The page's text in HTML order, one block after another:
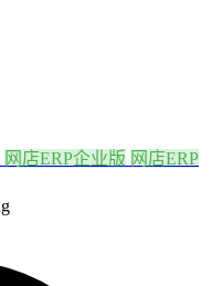
网店ERP企业版 网店ERP